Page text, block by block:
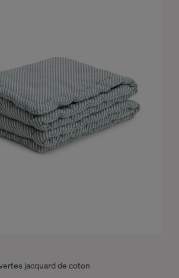
jacquard de coton